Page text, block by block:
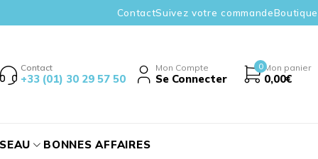
ContactSuivez votre commandeBoutique
Contact
+33 (01) 30 29 57 50
Mon Compte
Se Connecter
0 Mon panier
0,00€
BONNES AFFAIRES